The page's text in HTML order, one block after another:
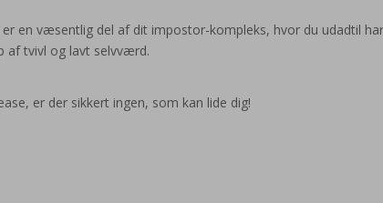
en væsentlig del af dit impostor-kompleks, hvor du udadtil
af tvivl og lavt selvværd.
er der sikkert ingen, som kan lide dig!